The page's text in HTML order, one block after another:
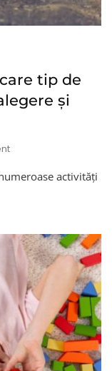
tip de
și
On
Potrivit
De
Muncă:
Ghid
Complet
De
Alegere
Și
Întreținere
activități